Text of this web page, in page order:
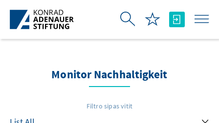
Skip to Main Content
Monitor Nachhaltigkeit
Filtro sipas vitit